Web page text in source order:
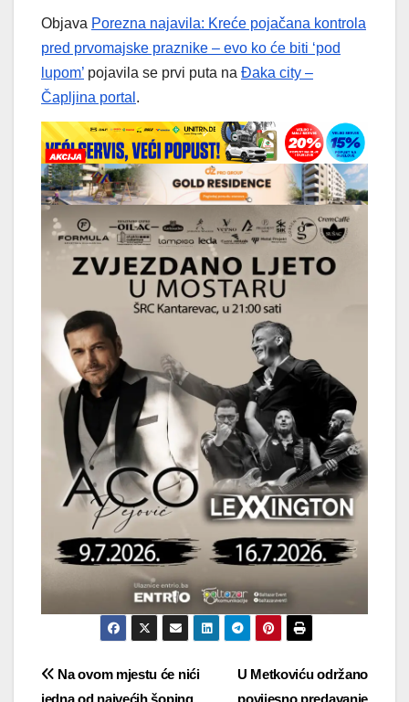
Objava Porezna najavila: Kreće pojačana kontrola
pred prvomajske praznike – evo ko će biti ‘pod
lupom’ pojavila se prvi puta na Đaka city –
Čapljina portal .
Navigacija
U Metkoviću održano
Na ovom mjestu će nići